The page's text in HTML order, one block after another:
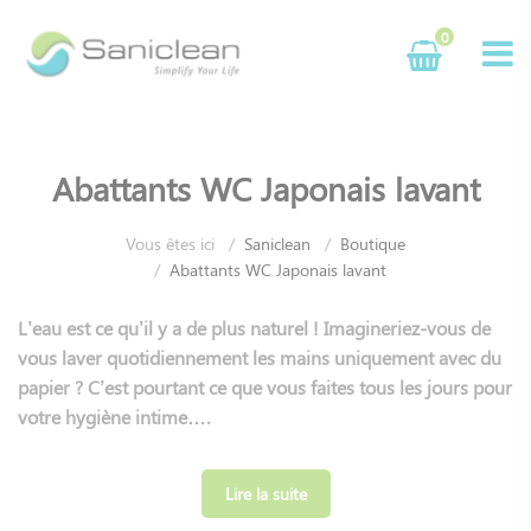
0
Abattants WC Japonais lavant
Vous êtes ici Saniclean
Boutique
Abattants WC Japonais lavant
L’eau est ce qu’il y a de plus naturel ! Imagineriez-vous de
vous laver quotidiennement les mains uniquement avec du
papier ? C’est pourtant ce que vous faites tous les jours pour
votre hygiène intime….
Depuis 2007, nous travaillons avec nos usines pour vous
offrir une large gamme d’abattants WC japonais qui
répondent à technologies innovantes, écologiques et
Lire la suite